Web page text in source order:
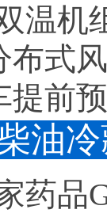
温机
布式
提前
油
药品